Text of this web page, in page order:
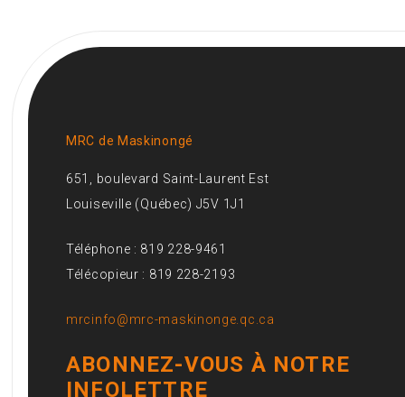
MRC de Maskinongé
651, boulevard Saint-Laurent Est
Louiseville (Québec) J5V 1J1
Téléphone : 819 228-9461
Télécopieur : 819 228-2193
mrcinfo@mrc-maskinonge.qc.ca
ABONNEZ-VOUS À NOTRE
INFOLETTRE